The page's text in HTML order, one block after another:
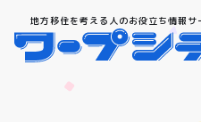
地方移住を考える人のお役立ち情報サ